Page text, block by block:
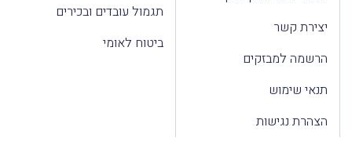
יצירת קשר
הרשמה למבזקים
תנאי שימוש
הצהרת נגישות
תגמול עובדים ובכירים
ביטוח לאומי